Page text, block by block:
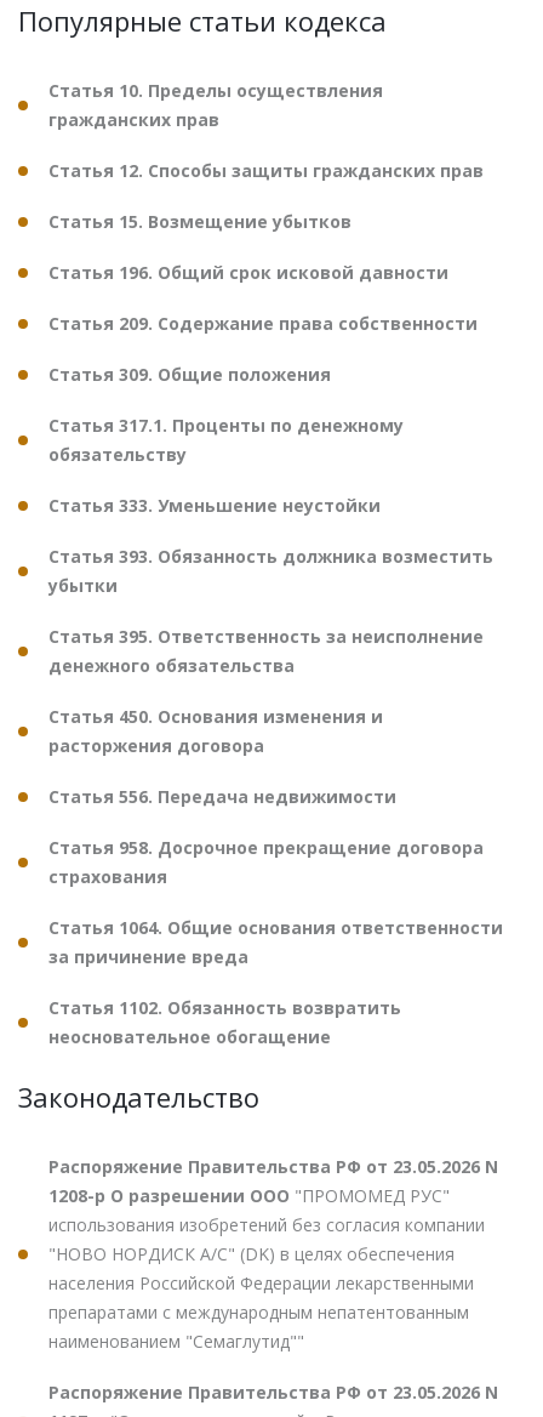
Популярные статьи кодекса
Статья 10. Пределы осуществления
гражданских прав
Статья 12. Способы защиты гражданских прав
Статья 15. Возмещение убытков
Статья 196. Общий срок исковой давности
Статья 209. Содержание права собственности
Статья 309. Общие положения
Статья 317.1. Проценты по денежному
обязательству
Статья 333. Уменьшение неустойки
Статья 393. Обязанность должника возместить
убытки
Статья 395. Ответственность за неисполнение
денежного обязательства
Статья 450. Основания изменения и
расторжения договора
Статья 556. Передача недвижимости
Статья 958. Досрочное прекращение договора
страхования
Статья 1064. Общие основания ответственности
за причинение вреда
Статья 1102. Обязанность возвратить
неосновательное обогащение
Законодательство
Распоряжение Правительства РФ от 23.05.2026 N
1208-р О разрешении ООО "ПРОМОМЕД РУС"
использования изобретений без согласия компании
"НОВО НОРДИСК А/С" (DK) в целях обеспечения
населения Российской Федерации лекарственными
препаратами с международным непатентованным
наименованием "Семаглутид""
Распоряжение Правительства РФ от 23.05.2026 N